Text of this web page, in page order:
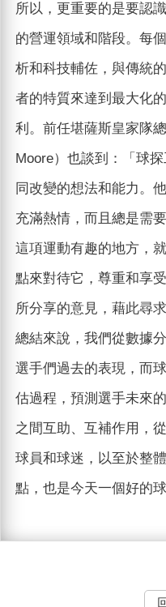
所以，更重要的是要認
的營運領域和階段。每
析和科技輔佐，與傳統
者的特質來達到最大化
利。前任堪薩斯皇家隊
Moore）也談到：「球
同改變的想法和能力。
充滿熱情，而且總是需
這項運動有趣的地方，
點來對待它，尊重和享
所分享的意見，藉此尋
總結來說，我們從數據
選手們過去的表現，而
估過程，預測選手未來
之間互助、互補作用，
球員和球迷，以至於整
點，也是今天一個好的